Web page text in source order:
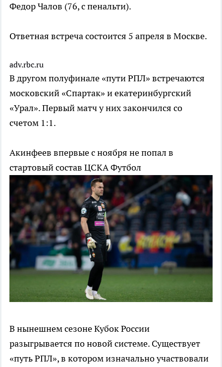
Федор Чалов (76, с пенальти).
Ответная встреча состоится 5 апреля в Москве.
adv.rbc.ru
В другом полуфинале «пути РПЛ» встречаются
московский «Спартак» и екатеринбургский
«Урал». Первый матч у них закончился со
счетом 1:1.
Акинфеев впервые с ноября не попал в
стартовый состав ЦСКАФутбол
В нынешнем сезоне Кубок России
разыгрывается по новой системе. Существует
«путь РПЛ», в котором изначально участвовали